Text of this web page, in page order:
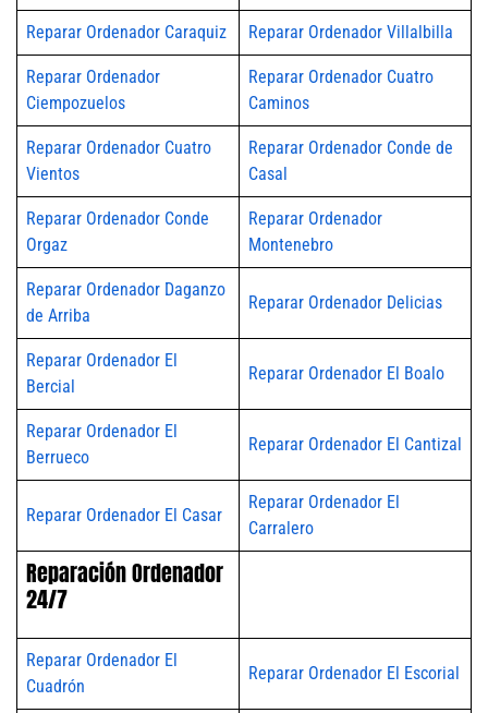
Reparar Ordenador Caraquiz Reparar Ordenador Villalbilla
Reparar Ordenador
Ciempozuelos
Reparar Ordenador Cuatro
Caminos
Reparar Ordenador Cuatro
Vientos
Reparar Ordenador Conde de
Casal
Reparar Ordenador Conde
Orgaz
Reparar Ordenador
Montenebro
Reparar Ordenador Daganzo
de Arriba
Reparar Ordenador Delicias
Reparar Ordenador El
Bercial
Reparar Ordenador El Boalo
Reparar Ordenador El
Berrueco
Reparar Ordenador El Cantizal
Reparar Ordenador El Casar
Reparar Ordenador El
Carralero
Reparación Ordenador
24/7
Reparar Ordenador El
Cuadrón
Reparar Ordenador El Escorial